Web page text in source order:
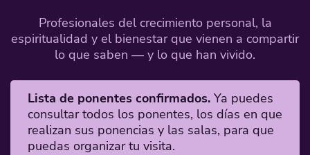
Profesionales del crecimiento personal, la
espiritualidad y el bienestar que vienen a compartir
lo que saben — y lo que han vivido.
Lista de ponentes confirmados. Ya puedes
consultar todos los ponentes, los días en que
realizan sus ponencias y las salas, para que
puedas organizar tu visita.